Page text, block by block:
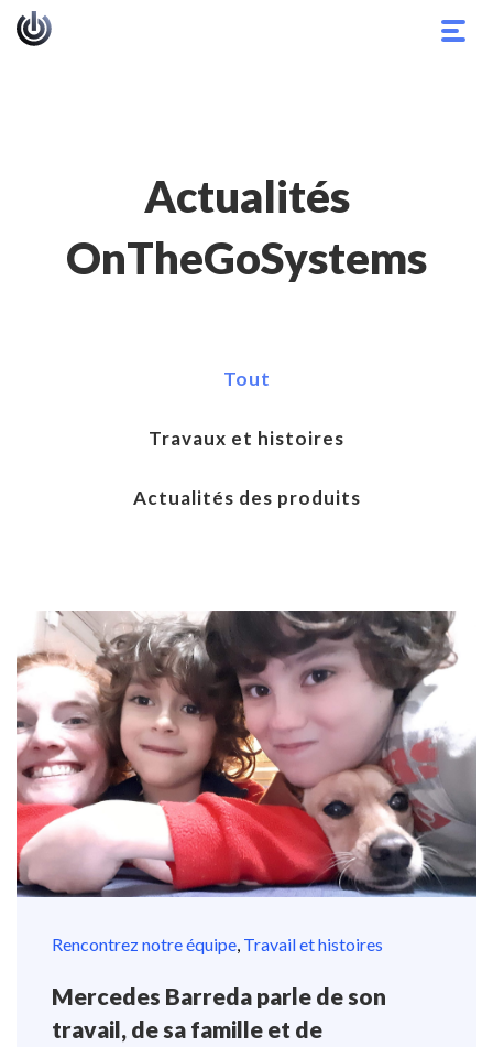
Actualités
OnTheGoSystems
Tout
Travaux et histoires
Actualités des produits
Rencontrez notre équipe, Travail et histoires
Mercedes Barreda parle de son
travail, de sa famille et de